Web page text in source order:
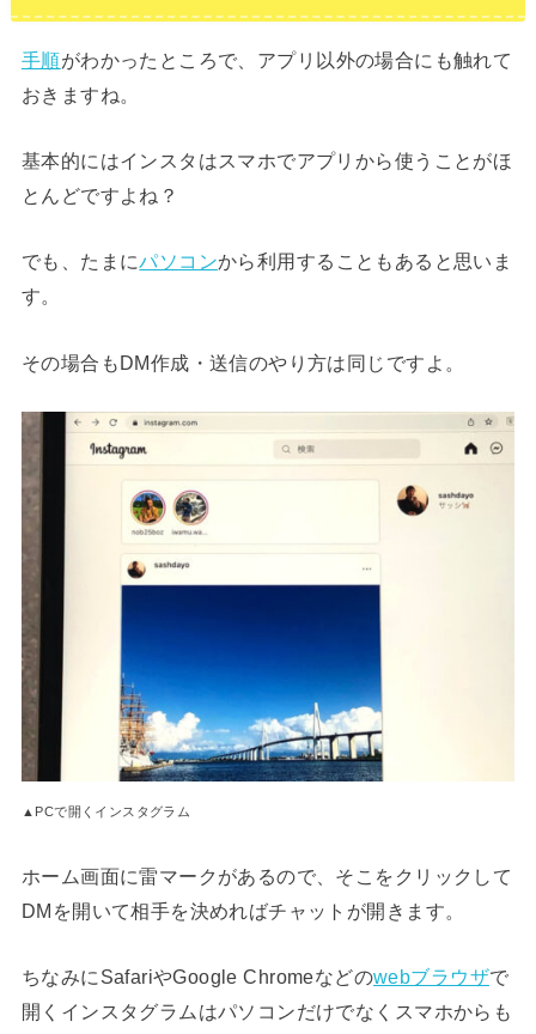
手順がわかったところで、アプリ以外の場合にも触れて
おきますね。
基本的にはインスタはスマホでアプリから使うことがほ
とんどですよね？
でも、たまにパソコンから利用することもあると思いま
す。
その場合もDM作成・送信のやり方は同じですよ。
▲PCで開くインスタグラム
ホーム画面に雷マークがあるので、そこをクリックして
DMを開いて相手を決めればチャットが開きます。
ちなみにSafariやGoogle Chromeなどのwebブラウザで
開くインスタグラムはパソコンだけでなくスマホからも